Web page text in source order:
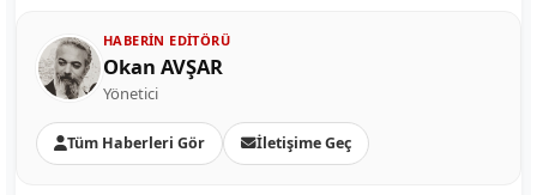
HABERIN EDITÖRÜ
Okan AVŞAR
Yönetici
Tüm Haberleri Gör İletişime Geç